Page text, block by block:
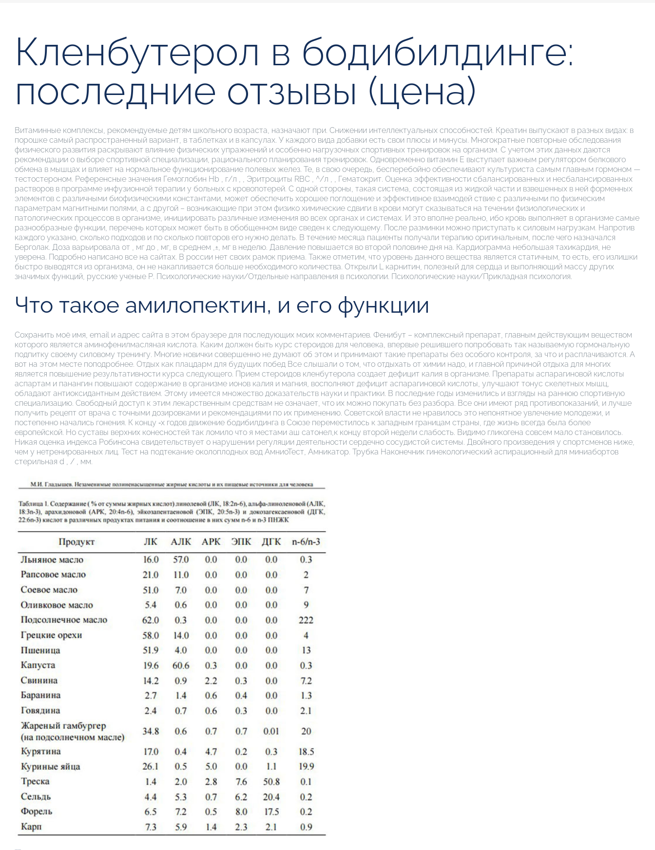
Кленбутерол в бодибилдинге:
последние отзывы (цена)
Витаминные комплексы, рекомендуемые детям школьного возраста, назначают при. Снижении интеллектуальных способностей. Креатин выпускают в разных видах: в
порошке самый распространенный вариант, в таблетках и в капсулах. У каждого вида добавки есть свои плюсы и минусы. Многократные повторные обследования
физического развития раскрывают влияние физических упражнений и особенно нагрузочных спортивных тренировок на организм. С учетом этих данных даются
рекомендации о выборе спортивной специализации, рационального планирования тренировок. Одновременно витамин Е выступает важным регулятором белкового
обмена в мышцах и влияет на нормальное функционирование полевых желез. Те, в свою очередь, бесперебойно обеспечивают культуриста самым главным гормоном —
тестостероном. Референсные значения Гемоглобин Hb , г/л , , Эритроциты RBC , ^/л , , Гематокрит. Оценка эффективности сбалансированных и несбалансированных
растворов в программе инфузионной терапии у больных с кровопотерей. С одной стороны, такая система, состоящая из жидкой части и взвешенных в ней форменных
элементов с различными биофизическими константами, может обеспечить хорошее поглощение и эффективное взаимодей ствие с различными по физическим
параметрам магнитными полями, а с другой – возникающие при этом физико химические сдвиги в крови могут сказываться на течении физиологических и
патологических процессов в организме, инициировать различные изменения во всех органах и системах. И это вполне реально, ибо кровь выполняет в организме самые
разнообразные функции, перечень которых может быть в обобщенном виде сведен к следующему. После разминки можно приступать к силовым нагрузкам. Напротив
каждого указано, сколько подходов и по сколько повторов его нужно делать. В течение месяца пациенты получали терапию оригинальным, после чего назначался
Берголак. Доза варьировала от , мг до , мг, в среднем ,±, мг в неделю. Давление повышается во второй половине дня на. Кардиограмма небольшая тахикардия, не
уверена. Подробно написано все на сайтах. В россии нет своих рамок приема. Также отметим, что уровень данного вещества является статичным, то есть, его излишки
быстро выводятся из организма, он не накапливается больше необходимого количества. Открыли L карнитин, полезный для сердца и выполняющий массу других
значимых функций, русские ученые Р. Психологические науки/Отдельные направления в психологии. Психологические науки/Прикладная психология.
Что такое амилопектин, и его функции
Сохранить моё имя, email и адрес сайта в этом браузере для последующих моих комментариев. Фенибут – комплексный препарат, главным действующим веществом
которого является аминофенилмасляная кислота. Каким должен быть курс стероидов для человека, впервые решившего попробовать так называемую гормональную
подпитку своему силовому тренингу. Многие новички совершенно не думают об этом и принимают такие препараты без особого контроля, за что и расплачиваются. А
вот на этом месте поподробнее. Отдых как плацдарм для будущих побед Все слышали о том, что отдыхать от химии надо, и главной причиной отдыха для многих
является повышение результативности курса следующего. Прием стероидов кленбутерола создает дефицит калия в организме. Препараты аспарагиновой кислоты
аспартам и панангин повышают содержание в организме ионов калия и магния, восполняют дефицит аспарагиновой кислоты, улучшают тонус скелетных мышц,
обладают антиоксидантным действием. Этому имеется множество доказательств науки и практики. В последние годы изменились и взгляды на раннюю спортивную
специализацию. Свободный доступ к этим лекарственным средствам не означает, что их можно покупать без разбора. Все они имеют ряд противопоказаний, и лучше
получить рецепт от врача с точными дозировками и рекомендациями по их применению. Советской власти не нравилось это непонятное увлечение молодежи, и
постепенно начались гонения. К концу ‑х годов движение бодибилдинга в Союзе переместилось к западным границам страны, где жизнь всегда была более
европейской. Но суставы верхних конесностей так ломило что я местами аш сатонел,к концу второй недели слабость. Видимо гликогена совсем мало становилось.
Никая оценка индекса Робинсона свидетельствует о нарушении регуляции деятельности сердечно сосудистой системы. Двойного произведения у спортсменов ниже,
чем у нетренированных лиц. Тест на подтекание околоплодных вод АмниоТест, Амникатор. Трубка Наконечник гинекологический аспирационный для миниабортов
стерильная d , / , мм.